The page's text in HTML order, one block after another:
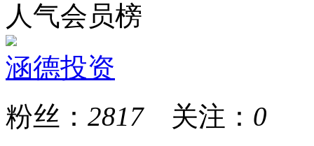
人气会员榜
涵德投资
粉丝： 2817关注： 0